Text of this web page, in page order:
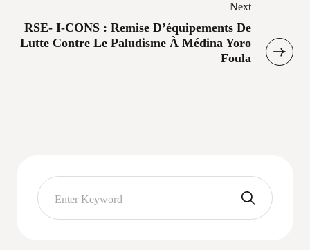
Next
RSE- I-CONS : Remise D’équipements De
Lutte Contre Le Paludisme À Médina Yoro
Foula